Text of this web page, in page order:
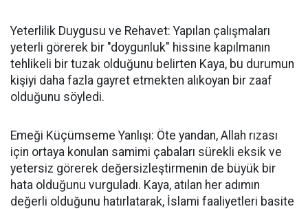
Yeterlilik Duygusu ve Rehavet: Yapılan çalışmaları
yeterli görerek bir "doygunluk" hissine kapılmanın
tehlikeli bir tuzak olduğunu belirten Kaya, bu durumun
kişiyi daha fazla gayret etmekten alıkoyan bir zaaf
olduğunu söyledi.
Emeği Küçümseme Yanlışı: Öte yandan, Allah rızası
için ortaya konulan samimi çabaları sürekli eksik ve
yetersiz görerek değersizleştirmenin de büyük bir
hata olduğunu vurguladı. Kaya, atılan her adımın
değerli olduğunu hatırlatarak, İslami faaliyetleri basite